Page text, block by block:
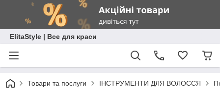
ElitaStyle | Все для краси
Товари та послуги ІНСТРУМЕНТИ ДЛЯ ВОЛОССЯ